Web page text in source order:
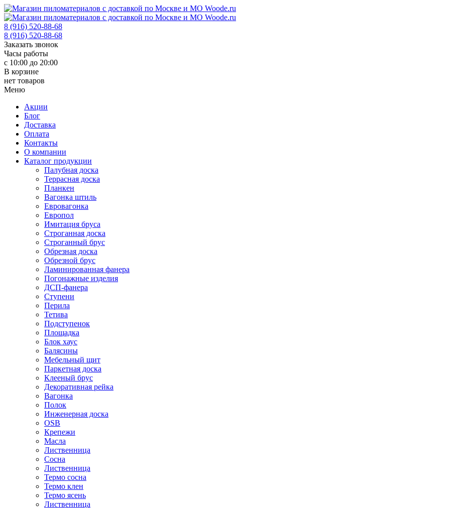
8 (916) 520-88-68
8 (916) 520-88-68
Заказать звонок
Часы работы
с 10:00 до 20:00
В корзине
нет товаров
Меню
Акции
Блог
Доставка
Оплата
Контакты
О компании
Каталог продукции
Палубная доска
Террасная доска
Планкен
Вагонка штиль
Евровагонка
Европол
Имитация бруса
Строганная доска
Строганный брус
Обрезная доска
Обрезной брус
Ламинированная фанера
Погонажные изделия
ДСП-фанера
Ступени
Перила
Тетива
Подступенок
Площадка
Блок хаус
Балясины
Мебельный щит
Паркетная доска
Клееный брус
Декоративная рейка
Вагонка
Полок
Инженерная доска
OSB
Крепежи
Масла
Лиственница
Сосна
Лиственница
Термо сосна
Термо клен
Термо ясень
Лиственница